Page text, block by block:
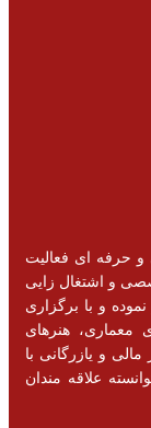
حرفه ای فعالیت
تخصصی و اشتغال زایی
و با برگزاری
معماری، هنرهای
و یازرگانی با
علاقه مندان